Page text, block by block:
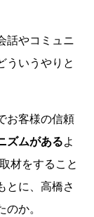
話やコミュニ
ういうやりと
お客様の信頼
ズムがあるよ
材をすること
とに、高橋さ
か。